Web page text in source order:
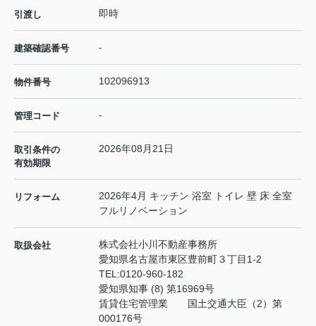
引渡し 即時
建築確認番号 -
物件番号 102096913
管理コード -
取引条件の
有効期限
2026年08月21日
リフォーム
2026年4月 キッチン 浴室 トイレ 壁 床 全室
フルリノベーション
取扱会社
株式会社小川不動産事務所
愛知県名古屋市東区豊前町３丁目1-2
TEL:0120-960-182
愛知県知事 (8) 第16969号
賃貸住宅管理業 国土交通大臣（2）第
000176号